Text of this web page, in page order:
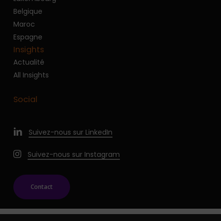
Belgique
Maroc
Espagne
Insights
Actualité
All Insights
Social
Suivez-nous sur LinkedIn
Suivez-nous sur Instagram
Contact